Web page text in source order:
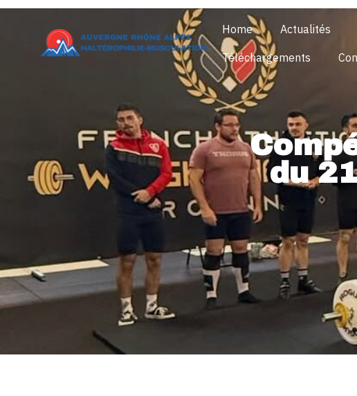
Home Actualités
Téléchargements
du